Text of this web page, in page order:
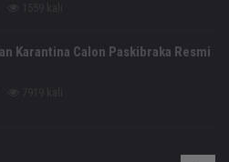
Karantina Calon Paskibraka Resmi